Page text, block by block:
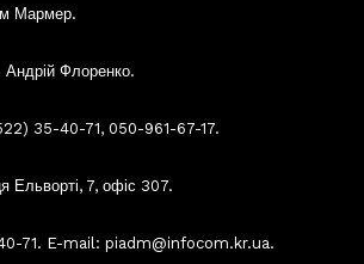
Мармер.
Андрій Флоренко.
35-40-71, 050-961-67-17.
Ельворті, 7, офіс 307.
71. E-mail: piadm@infocom.kr.ua.